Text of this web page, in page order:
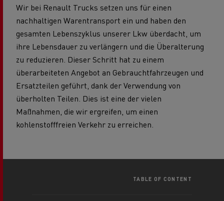
Wir bei Renault Trucks setzen uns für einen
nachhaltigen Warentransport ein und haben den
gesamten Lebenszyklus unserer Lkw überdacht, um
ihre Lebensdauer zu verlängern und die Überalterung
zu reduzieren. Dieser Schritt hat zu einem
überarbeiteten Angebot an Gebrauchtfahrzeugen und
Ersatzteilen geführt, dank der Verwendung von
überholten Teilen. Dies ist eine der vielen
Maßnahmen, die wir ergreifen, um einen
kohlenstofffreien Verkehr zu erreichen.
TABLE OF CONTENT